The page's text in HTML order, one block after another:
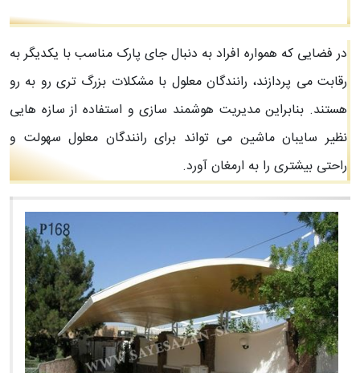
در فضایی که همواره افراد به دنبال جای پارک مناسب با یکدیگر به
رقابت می پردازند، رانندگان معلول با مشکلات بزرگ تری رو به رو
هستند. بنابراین مدیریت هوشمند سازی و استفاده از سازه هایی
نظیر سایبان ماشین می تواند برای رانندگان معلول سهولت و
راحتی بیشتری را به ارمغان آورد.